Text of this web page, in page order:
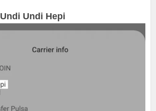
Undi Undi Hepi